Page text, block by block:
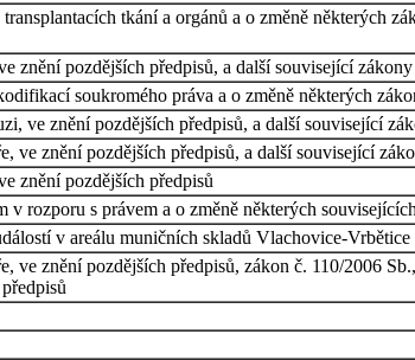
tkání a orgánů a o změně některých
znění pozdějších předpisů, a další související zákony
soukromého práva a o změně některých
ve znění pozdějších předpisů, a další související
ve znění pozdějších předpisů, a další související
znění pozdějších předpisů
rozporu s právem a o změně některých
v areálu muničních skladů Vlachovice-Vrbětice
ve znění pozdějších předpisů, zákon č. 110/2006